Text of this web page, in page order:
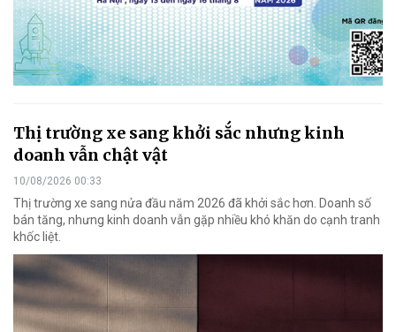
Thị trường xe sang khởi sắc nhưng kinh
doanh vẫn chật vật
10/08/2026 00:33
Thị trường xe sang nửa đầu năm 2026 đã khởi sắc hơn. Doanh số
bán tăng, nhưng kinh doanh vẫn gặp nhiều khó khăn do cạnh tranh
khốc liệt.